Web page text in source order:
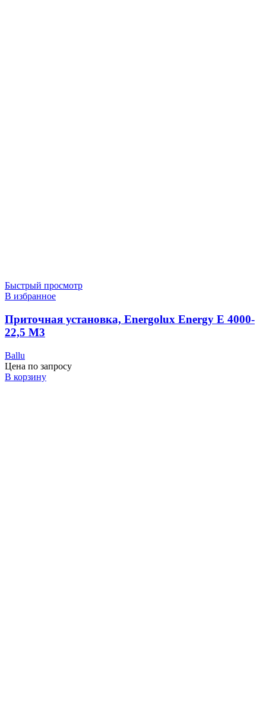
Быстрый просмотр
В избранное
Приточная установка, Energolux Energy E 4000-
22,5 M3
Ballu
Цена по запросу
В корзину